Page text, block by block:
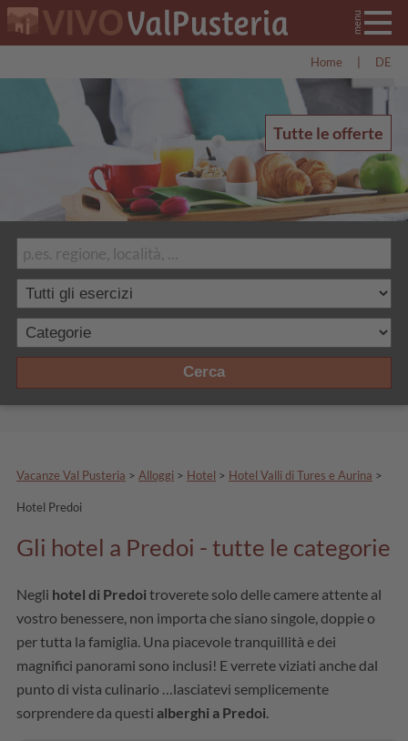
Home DE
Cerca
Tutte le offerte
Vacanze Val Pusteria > Alloggi > Hotel > Hotel Valli di Tures e Aurina >
Hotel Predoi
Gli hotel a Predoi - tutte le categorie
Negli hotel di Predoi troverete solo delle camere attente al
vostro benessere, non importa che siano singole, doppie o
per tutta la famiglia. Una piacevole tranquillità e dei
magnifici panorami sono inclusi! E verrete viziati anche dal
punto di vista culinario …lasciatevi semplicemente
sorprendere da questi alberghi a Predoi